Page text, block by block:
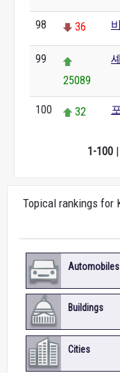
98 36
99
25089
100 32
1-100 |
Topical rankings for
Automobiles
Buildings
Cities